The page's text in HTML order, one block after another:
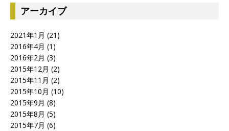
アーカイブ
2021年1月 (21)
2016年4月 (1)
2016年2月 (3)
2015年12月 (2)
2015年11月 (2)
2015年10月 (10)
2015年9月 (8)
2015年8月 (5)
2015年7月 (6)